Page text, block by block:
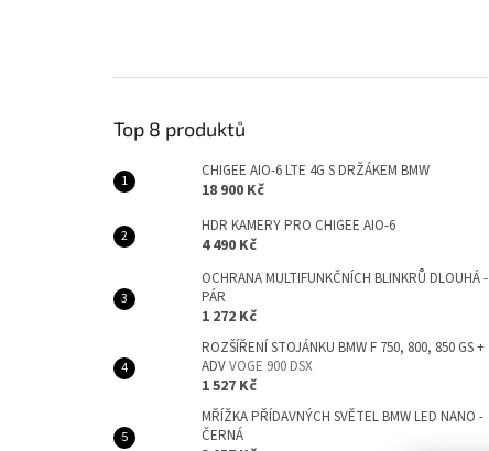
Top 8 produktů
CHIGEE AIO-6 LTE 4G S DRŽÁKEM BMW
18 900 Kč
HDR KAMERY PRO CHIGEE AIO-6
4 490 Kč
OCHRANA MULTIFUNKČNÍCH BLINKRŮ DLOUHÁ -
PÁR
1 272 Kč
ROZŠÍŘENÍ STOJÁNKU BMW F 750, 800, 850 GS +
ADVVOGE 900 DSX
1 527 Kč
MŘÍŽKA PŘÍDAVNÝCH SVĚTEL BMW LED NANO -
ČERNÁ